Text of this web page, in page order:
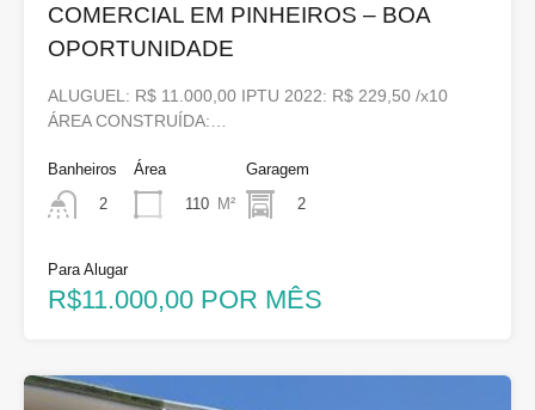
COMERCIAL EM PINHEIROS – BOA
OPORTUNIDADE
ALUGUEL: R$ 11.000,00 IPTU 2022: R$ 229,50 /x10
ÁREA CONSTRUÍDA:…
Banheiros
2
Área
110 M²
Garagem
2
Para Alugar
R$11.000,00 POR MÊS